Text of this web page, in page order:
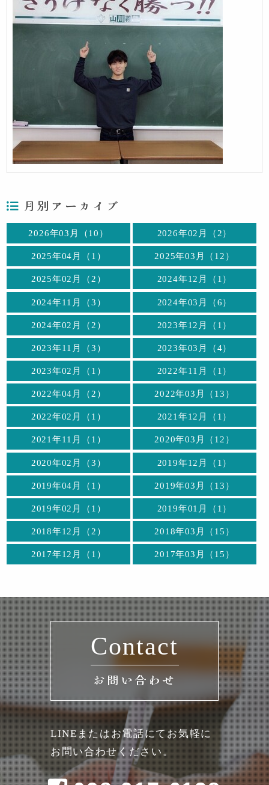
月別アーカイブ
2026年03月（10） 2026年02月（2）
2025年04月（1） 2025年03月（12）
2025年02月（2） 2024年12月（1）
2024年11月（3） 2024年03月（6）
2024年02月（2） 2023年12月（1）
2023年11月（3） 2023年03月（4）
2023年02月（1） 2022年11月（1）
2022年04月（2） 2022年03月（13）
2022年02月（1） 2021年12月（1）
2021年11月（1） 2020年03月（12）
2020年02月（3） 2019年12月（1）
2019年04月（1） 2019年03月（13）
2019年02月（1） 2019年01月（1）
2018年12月（2） 2018年03月（15）
2017年12月（1） 2017年03月（15）
Contact
お問い合わせ
LINEまたはお電話にてお気軽に
お問い合わせください。